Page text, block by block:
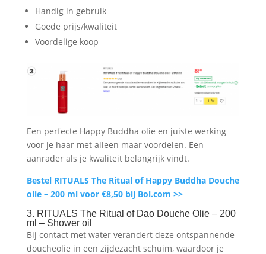
Handig in gebruik
Goede prijs/kwaliteit
Voordelige koop
Een perfecte Happy Buddha olie en juiste werking
voor je haar met alleen maar voordelen. Een
aanrader als je kwaliteit belangrijk vindt.
Bestel RITUALS The Ritual of Happy Buddha Douche
olie – 200 ml voor €8,50 bij Bol.com >>
3. RITUALS The Ritual of Dao Douche Olie – 200
ml – Shower oil
Bij contact met water verandert deze ontspannende
doucheolie in een zijdezacht schuim, waardoor je